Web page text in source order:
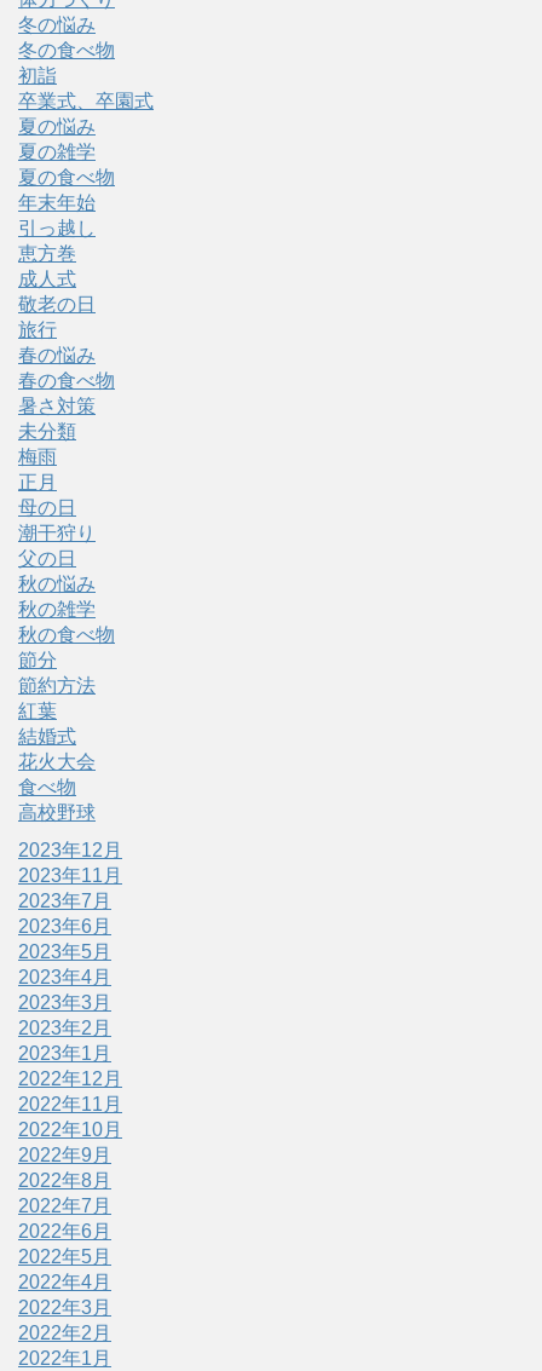
冬の悩み
冬の食べ物
初詣
卒業式、卒園式
夏の悩み
夏の雑学
夏の食べ物
年末年始
引っ越し
恵方巻
成人式
敬老の日
旅行
春の悩み
春の食べ物
暑さ対策
未分類
梅雨
正月
母の日
潮干狩り
父の日
秋の悩み
秋の雑学
秋の食べ物
節分
節約方法
紅葉
結婚式
花火大会
食べ物
高校野球
2023年12月
2023年11月
2023年7月
2023年6月
2023年5月
2023年4月
2023年3月
2023年2月
2023年1月
2022年12月
2022年11月
2022年10月
2022年9月
2022年8月
2022年7月
2022年6月
2022年5月
2022年4月
2022年3月
2022年2月
2022年1月